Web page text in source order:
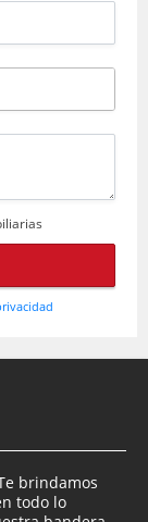
brindamos
todo lo